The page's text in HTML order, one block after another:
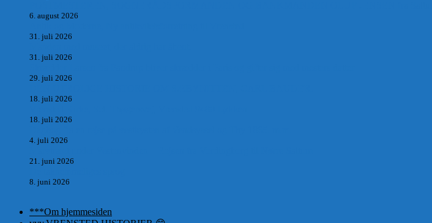
6. august 2026
31. juli 2026
31. juli 2026
29. juli 2026
18. juli 2026
18. juli 2026
4. juli 2026
21. juni 2026
8. juni 2026
***Om hjemmesiden